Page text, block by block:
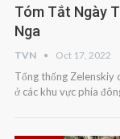
Tóm Tắt Ngày
Nga
TVN Oct 17, 2022
Tổng thống Zelenskiy
ở các khu vực phía